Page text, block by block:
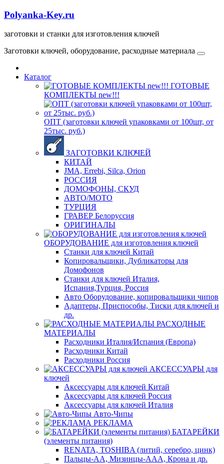
Polyanka-Key.ru
заготовки и станки для изготовления ключей
Заготовки ключей, оборудование, расходные материала
Каталог
ГОТОВЫЕ
КОМПЛЕКТЫ new!!!
ОПТ (заготовки ключей упаковками от 100шт, от
25тыс. руб.)
ЗАГОТОВКИ КЛЮЧЕЙ
КИТАЙ
JMA, Errebi, Silca, Orion
РОССИЯ
ДОМОФОНЫ, СКУД
ABTO/МОТО
ТУРЦИЯ
ГРАВЕР Белоруссия
ОРИГИНАЛЫ
ОБОРУДОВАНИЕ для изготовления ключей
Станки для ключей Китай
Копировальщики, Дубликаторы для
Домофонов
Станки для ключей Италия,
Испания,Турция, Россия
Авто Оборудование, копировальщики чипов
Адаптеры, Приспособы, Тиски для ключей и
др.
РАСХОДНЫЕ
МАТЕРИАЛЫ
Расходники Италия/Испания (Европа)
Расходники Китай
Расходники Россия
АКСЕССУАРЫ для
ключей
Аксессуары для ключей Китай
Аксессуары для ключей Россия
Аксессуары для ключей Италия
Авто-Чипы
РЕКЛАМА
БАТАРЕЙКИ
(элементы питания)
RENATA, TOSHIBA (литий, серебро, цинк)
Пальцы-АА, Мизинцы-ААА, Крона и др.